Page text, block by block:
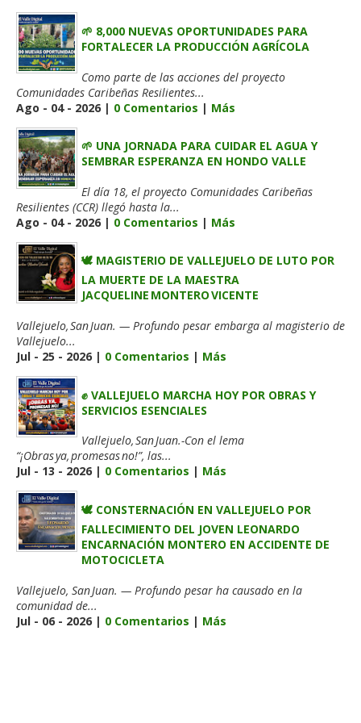
🌱 8,000 NUEVAS OPORTUNIDADES PARA
FORTALECER LA PRODUCCIÓN AGRÍCOLA
Como parte de las acciones del proyecto
Comunidades Caribeñas Resilientes...
Ago - 04 - 2026 | 0 Comentarios | Más
🌱 UNA JORNADA PARA CUIDAR EL AGUA Y
SEMBRAR ESPERANZA EN HONDO VALLE
El día 18, el proyecto Comunidades Caribeñas
Resilientes (CCR) llegó hasta la...
Ago - 04 - 2026 | 0 Comentarios | Más
🕊️ MAGISTERIO DE VALLEJUELO DE LUTO POR
LA MUERTE DE LA MAESTRA
JACQUELINE MONTERO VICENTE
Vallejuelo, San Juan. — Profundo pesar embarga al magisterio de
Vallejuelo...
Jul - 25 - 2026 | 0 Comentarios | Más
✊ VALLEJUELO MARCHA HOY POR OBRAS Y
SERVICIOS ESENCIALES
Vallejuelo, San Juan.-Con el lema
“¡Obras ya, promesas no!”, las...
Jul - 13 - 2026 | 0 Comentarios | Más
🕊️ CONSTERNACIÓN EN VALLEJUELO POR
FALLECIMIENTO DEL JOVEN LEONARDO
ENCARNACIÓN MONTERO EN ACCIDENTE DE
MOTOCICLETA
Vallejuelo, San Juan. — Profundo pesar ha causado en la
comunidad de...
Jul - 06 - 2026 | 0 Comentarios | Más